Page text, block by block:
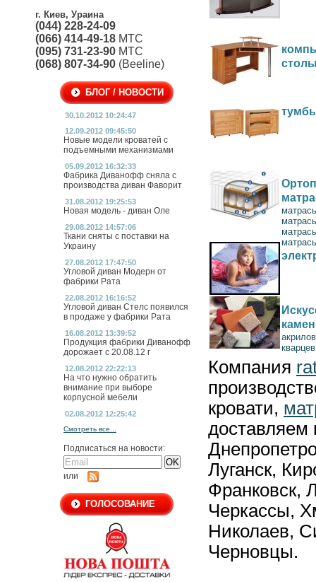
г. Киев, Ураина
(044) 228-24-09
(066) 414-49-18 МТС
(095) 731-23-90 МТС
(068) 807-34-90 (Beeline)
БЛОГ / НОВОСТИ
30.10.2012 10:24:47
12.09.2012 09:45:50
Новые модели кроватей с
подъемными механизмами
05.09.2012 16:32:33
Фабрика Диванофф сняла с
производства диван Фаворит
31.08.2012 19:25:53
Новая модель - диван Оле
29.08.2012 14:57:06
Ткани сняты с поставки на
Украину
27.08.2012 17:47:50
Угловой диван Модерн от
фабрики Рата
22.08.2012 16:16:52
Угловой диван Стелс появился
в продаже у фабрики Рата
16.08.2012 13:39:52
Продукция фабрики Диванофф
дорожает с 20.08.12 г
12.08.2012 22:22:13
На что нужно обратить
внимание при выборе
корпусной мебели
02.08.2012 12:25:42
Смотреть все...
Подписаться на новости:
или
ГОЛОСОВАНИЕ
Компания
кровати,
доставляем
Луганск,
Франковск,
Черкассы,
Николаев,
Черновцы.